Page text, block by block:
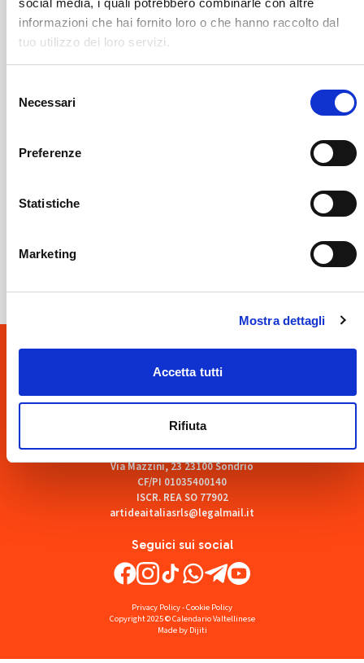
informazioni che hai fornito loro o che hanno raccolto dal
tuo utilizzo dei loro servizi.
delNecessari
Preferenze
Statistiche
Marketing
Mostra dettagli
Accetta tutti
Rifiuta
Berbenno Di Valtellina SOF Società Onoranze Funebri Obituaries
SOF Società Onoranze Funebri
Seguici sui social
ART'IDEA ITALIA SRLS
Via Mazzini, 23 23100 Sondrio
CF/PI 01035400140
ISCR. REA SO 77902
artideaitaliasrls@legalmail.it
Privacy Policy-Cookie Policy
Copyright 2025 © Calendario Valtellinese
Made by Dijiti